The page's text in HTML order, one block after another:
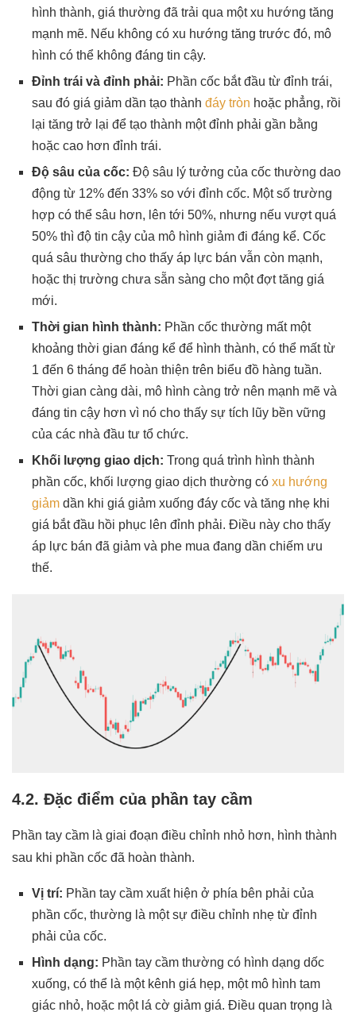
hình thành, giá thường đã trải qua một xu hướng tăng
mạnh mẽ. Nếu không có xu hướng tăng trước đó, mô
hình có thể không đáng tin cậy.
Đỉnh trái và đỉnh phải: Phần cốc bắt đầu từ đỉnh trái,
sau đó giá giảm dần tạo thành đáy tròn hoặc phẳng, rồi
lại tăng trở lại để tạo thành một đỉnh phải gần bằng
hoặc cao hơn đỉnh trái.
Độ sâu của cốc: Độ sâu lý tưởng của cốc thường dao
động từ 12% đến 33% so với đỉnh cốc. Một số trường
hợp có thể sâu hơn, lên tới 50%, nhưng nếu vượt quá
50% thì độ tin cậy của mô hình giảm đi đáng kể. Cốc
quá sâu thường cho thấy áp lực bán vẫn còn mạnh,
hoặc thị trường chưa sẵn sàng cho một đợt tăng giá
mới.
Thời gian hình thành: Phần cốc thường mất một
khoảng thời gian đáng kể để hình thành, có thể mất từ
1 đến 6 tháng để hoàn thiện trên biểu đồ hàng tuần.
Thời gian càng dài, mô hình càng trở nên mạnh mẽ và
đáng tin cậy hơn vì nó cho thấy sự tích lũy bền vững
của các nhà đầu tư tổ chức.
Khối lượng giao dịch: Trong quá trình hình thành
phần cốc, khối lượng giao dịch thường có xu hướng
giảm dần khi giá giảm xuống đáy cốc và tăng nhẹ khi
giá bắt đầu hồi phục lên đỉnh phải. Điều này cho thấy
áp lực bán đã giảm và phe mua đang dần chiếm ưu
thế.
4.2. Đặc điểm của phần tay cầm
Phần tay cầm là giai đoạn điều chỉnh nhỏ hơn, hình thành
sau khi phần cốc đã hoàn thành.
Vị trí: Phần tay cầm xuất hiện ở phía bên phải của
phần cốc, thường là một sự điều chỉnh nhẹ từ đỉnh
phải của cốc.
Hình dạng: Phần tay cầm thường có hình dạng dốc
xuống, có thể là một kênh giá hẹp, một mô hình tam
giác nhỏ, hoặc một lá cờ giảm giá. Điều quan trọng là